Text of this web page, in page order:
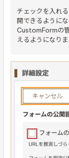
チェックを入れ
開できるようにな
CustomFormの
えるようになりま